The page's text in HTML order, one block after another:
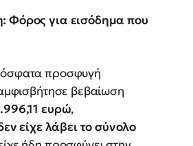
Φόρος για εισόδημα που
προσφυγή
βεβαίωση
ευρώ,
είχε λάβει το σύνολο